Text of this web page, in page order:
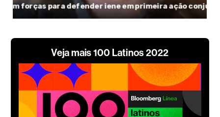
Veja mais 100 Latinos 2022